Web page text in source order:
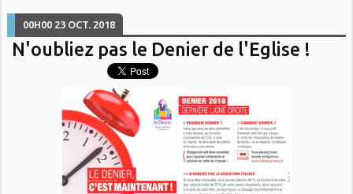
00H00 23 OCT. 2018
N'oubliez pas le Denier de l'Eglise !